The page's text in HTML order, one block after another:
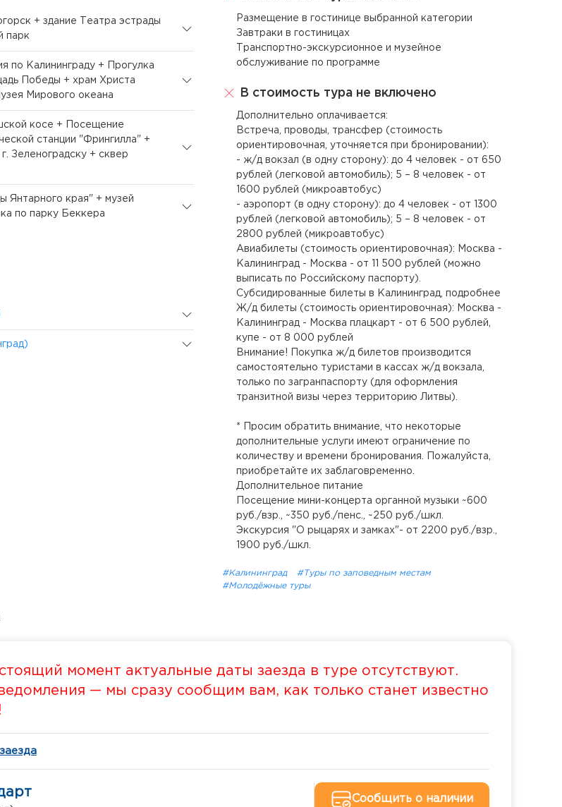
+ здание Театра эстрады
парк
по Калининграду + Прогулка
Победы + храм Христа
Мирового океана
косе + Посещение
станции "Фрингилла" +
Зеленоградску + сквер
Янтарного края" + музей
по парку Беккера
Размещение в гостинице выбранной категории
Завтраки в гостиницах
Транспортно-экскурсионное и музейное
обслуживание по программе
В стоимость тура не включено
Дополнительно оплачивается:
Встреча, проводы, трансфер (стоимость
ориентировочная, уточняется при бронировании):
- ж/д вокзал (в одну сторону): до 4 человек - от 650
рублей (легковой автомобиль); 5 – 8 человек - от
1600 рублей (микроавтобус)
- аэропорт (в одну сторону): до 4 человек - от 1300
рублей (легковой автомобиль); 5 – 8 человек - от
2800 рублей (микроавтобус)
Авиабилеты (стоимость ориентировочная): Москва -
Калининград - Москва - от 11 500 рублей (можно
выписать по Российскому паспорту).
Субсидированные билеты в Калининград, подробнее
Ж/д билеты (стоимость ориентировочная): Москва -
Калининград - Москва плацкарт - от 6 500 рублей,
купе - от 8 000 рублей
Внимание! Покупка ж/д билетов производится
самостоятельно туристами в кассах ж/д вокзала,
только по загранпаспорту (для оформления
транзитной визы через территорию Литвы).
* Просим обратить внимание, что некоторые
дополнительные услуги имеют ограничение по
количеству и времени бронирования. Пожалуйста,
приобретайте их заблаговременно.
Дополнительное питание
Посещение мини-концерта органной музыки ~600
руб./взр., ~350 руб./пенс., ~250 руб./шкл.
Экскурсия "О рыцарях и замках"- от 2200 руб./взр.,
1900 руб./шкл.
#Калининград
#Туры по заповедным местам
#Молодёжные туры
момент актуальные даты заезда в туре отсутствуют.
— мы сразу сообщим вам, как только станет известно
Сообщить о наличии